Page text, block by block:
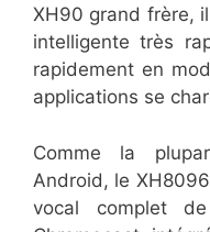
XH90 grand frère,
intelligente très
rapidement en
applications se
Comme la
Android, le
vocal complet